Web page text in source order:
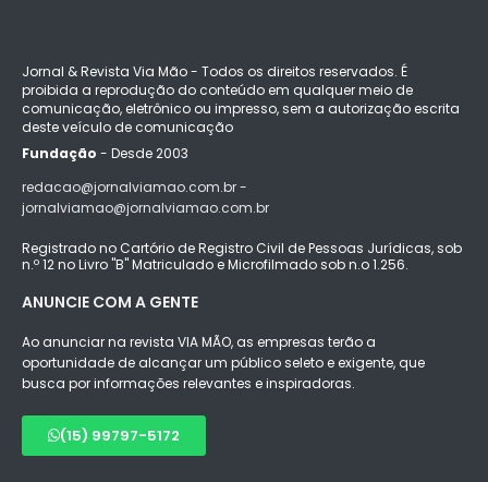
Jornal & Revista Via Mão - Todos os direitos reservados. É
proibida a reprodução do conteúdo em qualquer meio de
comunicação, eletrônico ou impresso, sem a autorização escrita
deste veículo de comunicação
Fundação - Desde 2003
redacao@jornalviamao.com.br -
jornalviamao@jornalviamao.com.br
Registrado no Cartório de Registro Civil de Pessoas Jurídicas, sob
n.º 12 no Livro "B" Matriculado e Microfilmado sob n.o 1.256.
ANUNCIE COM A GENTE
Ao anunciar na revista VIA MÃO, as empresas terão a
oportunidade de alcançar um público seleto e exigente, que
busca por informações relevantes e inspiradoras.
(15) 99797-5172